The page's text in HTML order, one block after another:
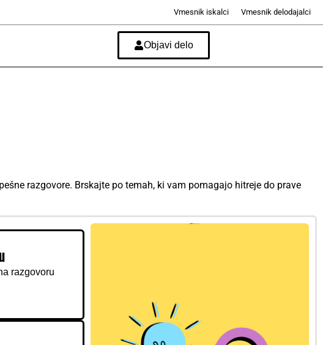
Vmesnik iskalci Vmesnik delodajalci
Objavi delo
razgovore. Brskajte po temah, ki vam pomagajo hitreje do prave
razgovoru